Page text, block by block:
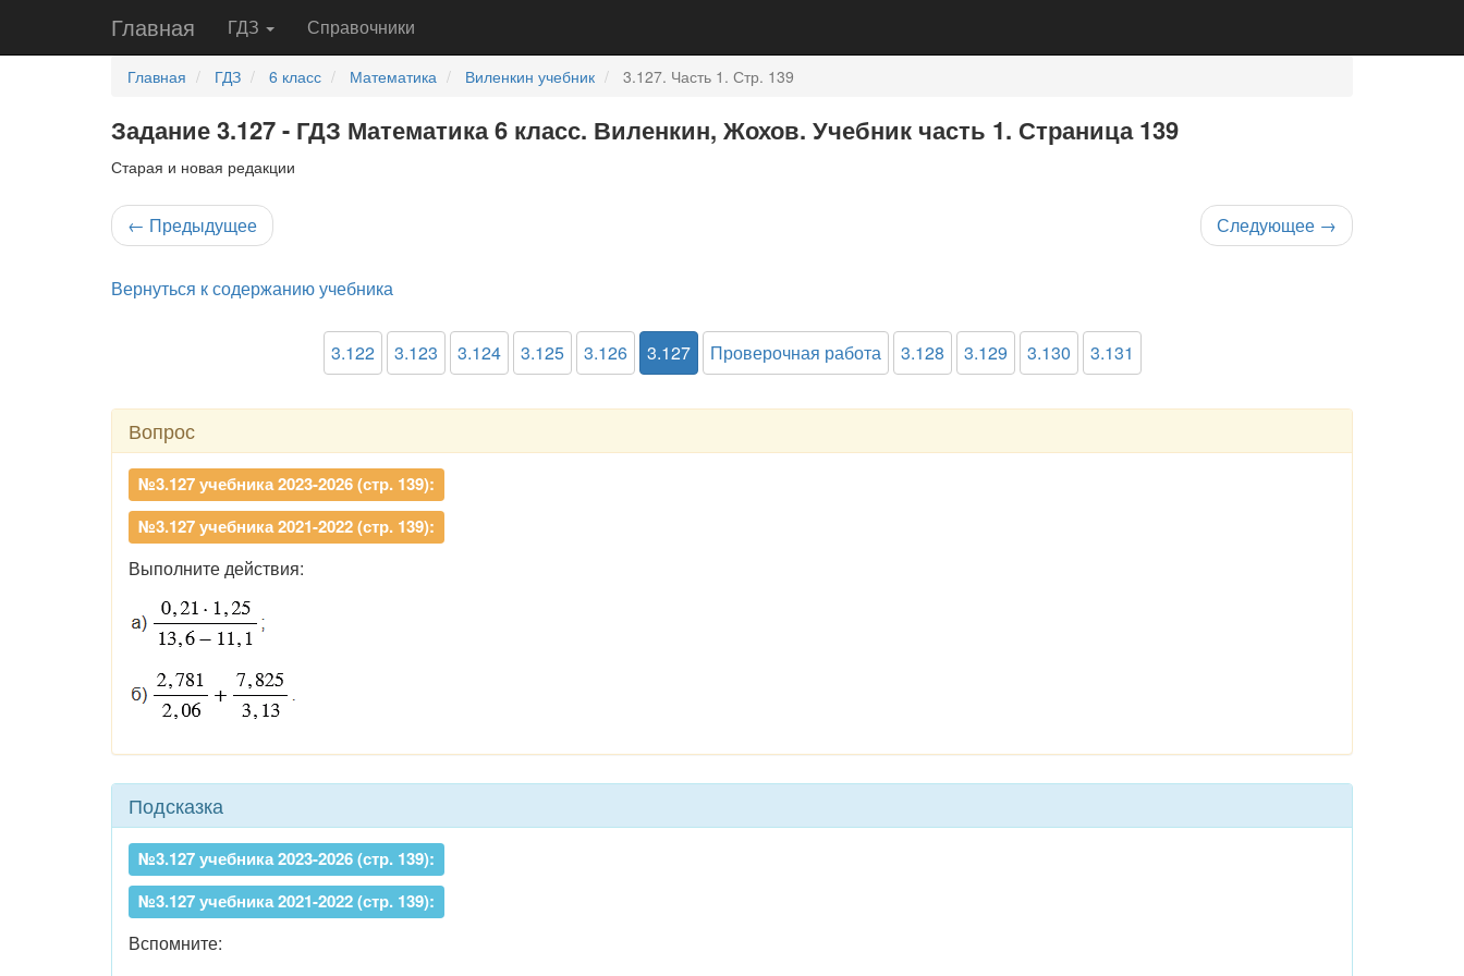
Главная ГДЗ Справочники
Главная ГДЗ 6 класс Математика Виленкин учебник 3.127. Часть 1. Стр. 139
Задание 3.127 - ГДЗ Математика 6 класс. Виленкин, Жохов. Учебник часть 1. Страница 139
Старая и новая редакции
← Предыдущее Следующее →
Вернуться к содержанию учебника
3.122 3.123 3.124 3.125 3.126 3.127 Проверочная работа 3.128 3.129 3.130 3.131
Вопрос
№3.127 учебника 2023-2026 (стр. 139):
№3.127 учебника 2021-2022 (стр. 139):
Выполните действия:
Подсказка
№3.127 учебника 2023-2026 (стр. 139):
№3.127 учебника 2021-2022 (стр. 139):
Вспомните: